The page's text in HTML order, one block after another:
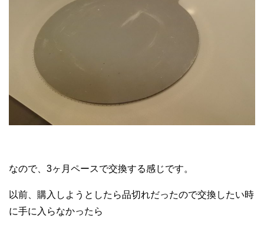
なので、3ヶ月ペースで交換する感じです。
以前、購入しようとしたら品切れだったので交換したい時
に手に入らなかったら